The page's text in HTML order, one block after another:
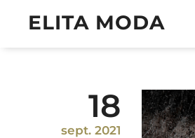
ELITA MODA
18
sept. 2021